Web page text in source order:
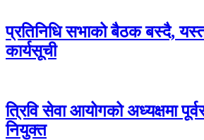
प्रतिनिधि सभाको बैठक बस्दै,
कार्यसूची
त्रिवि सेवा आयोगको अध्यक्षमा
नियुक्त